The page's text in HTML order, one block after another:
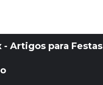
- Artigos para Festas